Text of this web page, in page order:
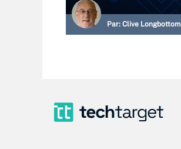
Par: Clive Longbottom